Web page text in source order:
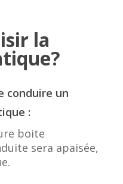
la
conduire un
:
boite
sera apaisée,